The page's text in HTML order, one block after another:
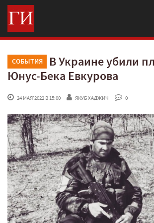
СОБЫТИЯ
В Украине убили
Юнус-Бека Евкурова
24 МАЯ'2022 В 15:00 ЯКУБ ХАДЖИЧ 0